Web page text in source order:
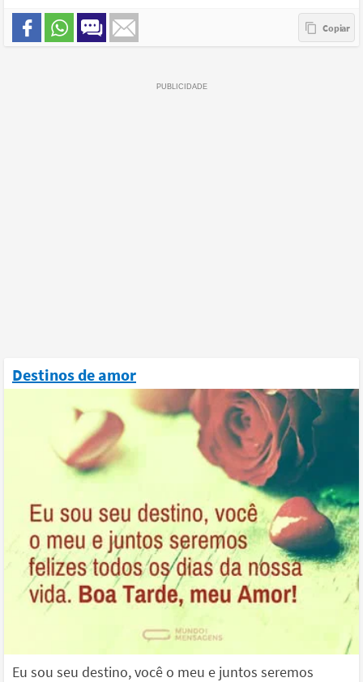
Destinos de amor
Eu sou seu destino, você o meu e juntos seremos